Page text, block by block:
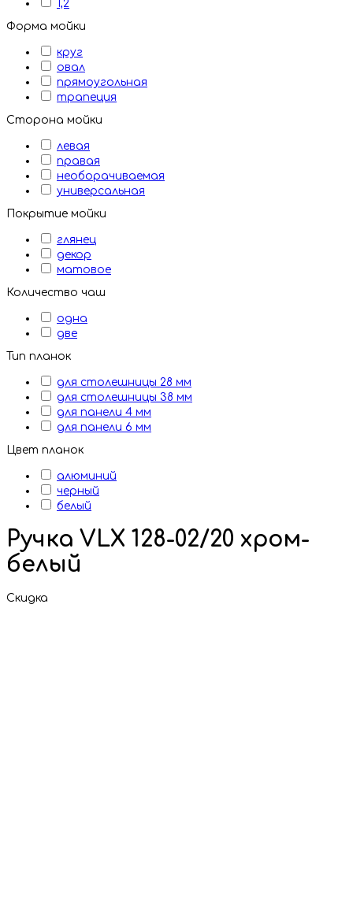
1,2
Форма мойки
круг
овал
прямоугольная
трапеция
Сторона мойки
левая
правая
необорачиваемая
универсальная
Покрытие мойки
глянец
декор
матовое
Количество чаш
одна
две
Тип планок
для столешницы 28 мм
для столешницы 38 мм
для панели 4 мм
для панели 6 мм
Цвет планок
алюминий
черный
белый
Ручка VLX 128-02/20 хром-
белый
Скидка